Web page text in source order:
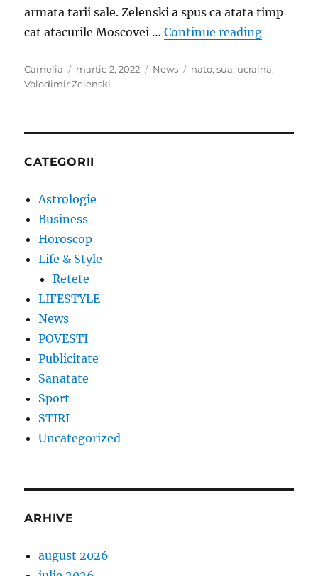
armata tarii sale. Zelenski a spus ca atata timp
cat atacurile Moscovei …Continue reading
Author
Camelia
Posted
on
martie 2, 2022 Categories
News Tags
nato,sua, ucraina,
Volodimir Zelenski
CATEGORII
Astrologie
Business
Horoscop
Life & Style
Retete
LIFESTYLE
News
POVESTI
Publicitate
Sanatate
Sport
STIRI
Uncategorized
ARHIVE
august 2026